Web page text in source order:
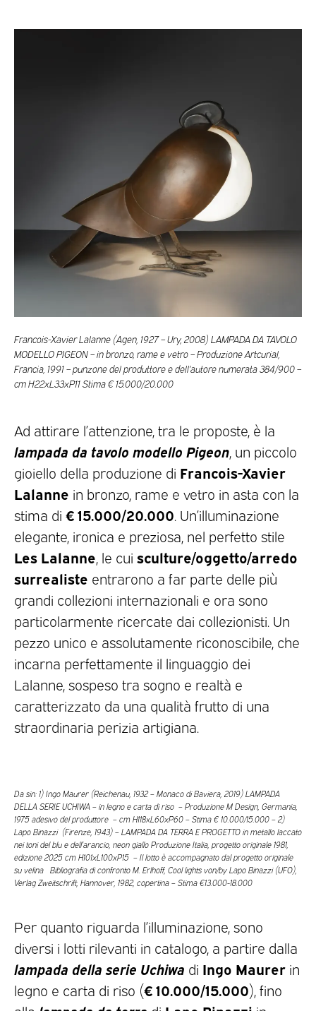
Francois-Xavier Lalanne (Agen, 1927 – Ury, 2008) LAMPADA DA TAVOLO
MODELLO PIGEON – in bronzo, rame e vetro – Produzione Artcurial,
Francia, 1991 – punzone del produttore e dell’autore numerata 384/900 –
cm H22xL33xP11 Stima € 15.000/20.000
Ad attirare l’attenzione, tra le proposte, è la
lampada da tavolo modello Pigeon , un piccolo
gioiello della produzione di Francois-Xavier
Lalanne in bronzo, rame e vetro in asta con la
stima di € 15.000/20.000 . Un’illuminazione
elegante, ironica e preziosa, nel perfetto stile
Les Lalanne , le cui sculture/oggetto/arredo
surrealiste entrarono a far parte delle più
grandi collezioni internazionali e ora sono
particolarmente ricercate dai collezionisti. Un
pezzo unico e assolutamente riconoscibile, che
incarna perfettamente il linguaggio dei
Lalanne, sospeso tra sogno e realtà e
caratterizzato da una qualità frutto di una
straordinaria perizia artigiana.
Da sin: 1) Ingo Maurer (Reichenau, 1932 – Monaco di Baviera, 2019) LAMPADA
DELLA SERIE UCHIWA – in legno e carta di riso – Produzione M Design, Germania,
1975 adesivo del produttore – cm H118xL60xP60 – Stima € 10.000/15.000 – 2)
Lapo Binazzi (Firenze, 1943) – LAMPADA DA TERRA E PROGETTO in metallo laccato
nei toni del blu e dell’arancio, neon giallo Produzione Italia, progetto originale 1981,
edizione 2025 cm H101xL100xP15 – Il lotto è accompagnato dal progetto originale
su velina Bibliografia di confronto M. Erlhoff, Cool lights von/by Lapo Binazzi (UFO),
Verlag Zweitschrift, Hannover, 1982, copertina – Stima €13.000-18.000
Per quanto riguarda l’illuminazione, sono
diversi i lotti rilevanti in catalogo, a partire dalla
lampada della serie Uchiwa di Ingo Maurer in
legno e carta di riso (€ 10.000/15.000), fino